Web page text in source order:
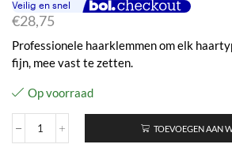
€28,75
Professionele haarklemmen om elk
fijn, mee vast te zetten.
Op voorraad
Proffesional
TOEVOEGEN AAN